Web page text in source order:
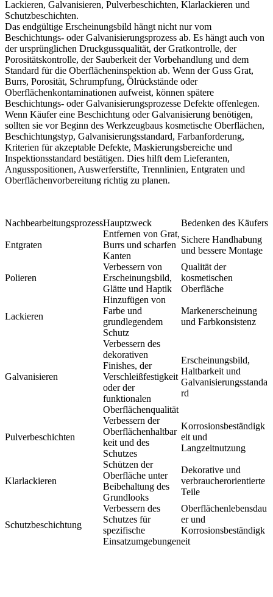
Lackieren, Galvanisieren, Pulverbeschichten, Klarlackieren und
Schutzbeschichten.
Das endgültige Erscheinungsbild hängt nicht nur vom
Beschichtungs- oder Galvanisierungsprozess ab. Es hängt auch von
der ursprünglichen Druckgussqualität, der Gratkontrolle, der
Porositätskontrolle, der Sauberkeit der Vorbehandlung und dem
Standard für die Oberflächeninspektion ab. Wenn der Guss Grat,
Burrs, Porosität, Schrumpfung, Ölrückstände oder
Oberflächenkontaminationen aufweist, können spätere
Beschichtungs- oder Galvanisierungsprozesse Defekte offenlegen.
Wenn Käufer eine Beschichtung oder Galvanisierung benötigen,
sollten sie vor Beginn des Werkzeugbaus kosmetische Oberflächen,
Beschichtungstyp, Galvanisierungsstandard, Farbanforderung,
Kriterien für akzeptable Defekte, Maskierungsbereiche und
Inspektionsstandard bestätigen. Dies hilft dem Lieferanten,
Angusspositionen, Auswerferstifte, Trennlinien, Entgraten und
Oberflächenvorbereitung richtig zu planen.
NachbearbeitungsprozessHauptzweck Bedenken des Käufers
Entgraten
Entfernen von Grat,
Burrs und scharfen
Kanten
Sichere Handhabung
und bessere Montage
Polieren
Verbessern von
Erscheinungsbild,
Glätte und Haptik
Qualität der
kosmetischen
Oberfläche
Lackieren
Hinzufügen von
Farbe und
grundlegendem
Schutz
Markenerscheinung
und Farbkonsistenz
Galvanisieren
Verbessern des
dekorativen
Finishes, der
Verschleißfestigkeit
oder der
funktionalen
Oberflächenqualität
Erscheinungsbild,
Haltbarkeit und
Galvanisierungsstanda
rd
Pulverbeschichten
Verbessern der
Oberflächenhaltbar
keit und des
Schutzes
Korrosionsbeständigk
eit und
Langzeitnutzung
Klarlackieren
Schützen der
Oberfläche unter
Beibehaltung des
Grundlooks
Dekorative und
verbraucherorientierte
Teile
Schutzbeschichtung
Verbessern des
Schutzes für
spezifische
Einsatzumgebungen
Oberflächenlebensdau
er und
Korrosionsbeständigk
eit